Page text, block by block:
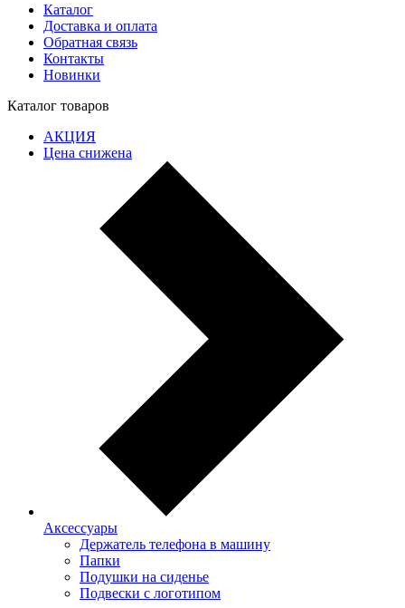
Каталог
Доставка и оплата
Обратная связь
Контакты
Новинки
Каталог товаров
АКЦИЯ
Цена снижена
Аксессуары
Держатель телефона в машину
Папки
Подушки на сиденье
Подвески с логотипом